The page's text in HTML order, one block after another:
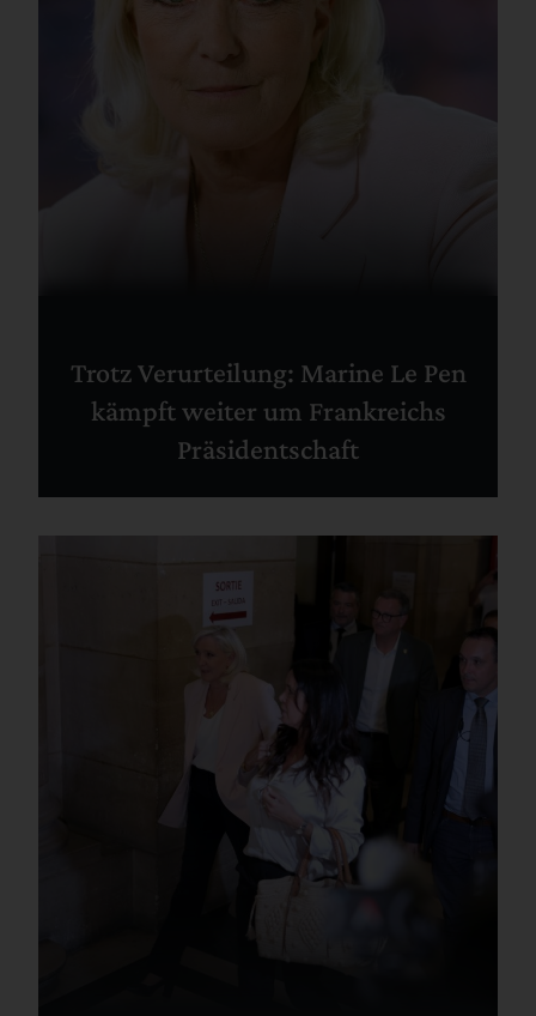
Trotz Verurteilung: Marine Le Pen
kämpft weiter um Frankreichs
Präsidentschaft